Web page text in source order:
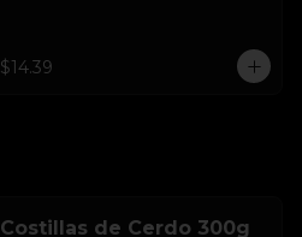
$14.39
Costillas de Cerdo 300g